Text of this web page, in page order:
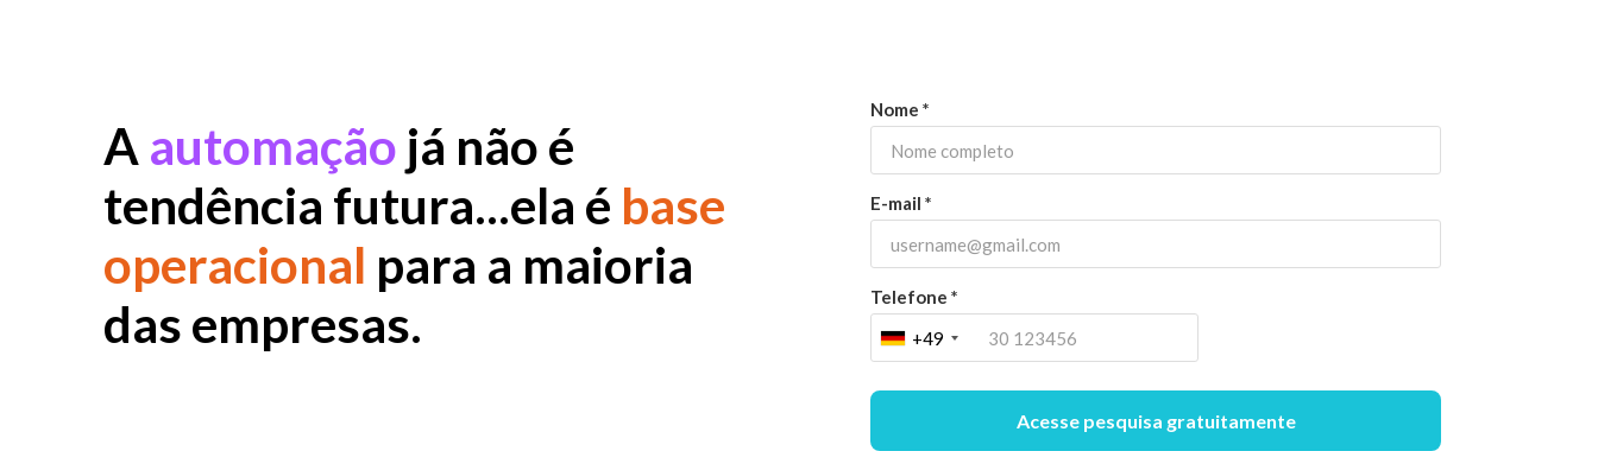
A automação já não é
tendência futura...ela é base
operacional para a maioria
das empresas.
Nome *
E-mail *
Telefone *
+49
Acesse pesquisa gratuitamente